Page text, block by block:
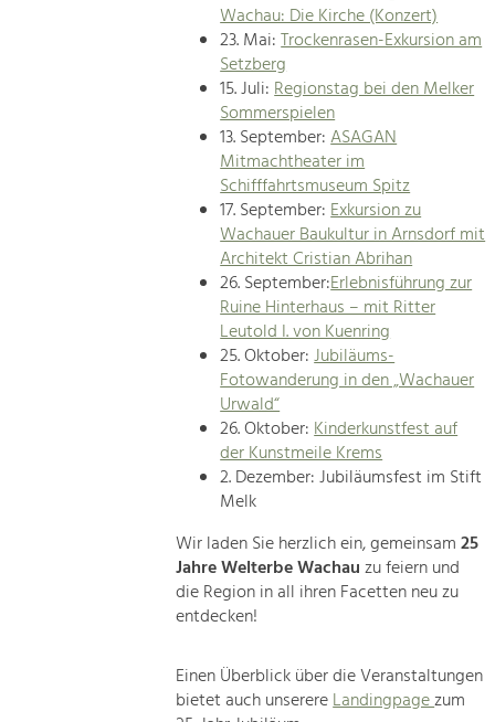
Wachau: Die Kirche (Konzert)
23. Mai:Trockenrasen-Exkursion am
Setzberg
15. Juli:Regionstag bei den Melker
Sommerspielen
13. September:ASAGAN
Mitmachtheater im
Schifffahrtsmuseum Spitz
17. September:Exkursion zu
Wachauer Baukultur in Arnsdorf mit
Architekt Cristian Abrihan
26. September:Erlebnisführung zur
Ruine Hinterhaus – mit Ritter
Leutold I. von Kuenring
25. Oktober:Jubiläums-
Fotowanderung in den „Wachauer
Urwald“
26. Oktober:Kinderkunstfest auf
der Kunstmeile Krems
2. Dezember: Jubiläumsfest im Stift
Melk
Wir laden Sie herzlich ein, gemeinsam25
Jahre Welterbe Wachauzu feiern und
die Region in all ihren Facetten neu zu
entdecken!
Einen Überblick über die Veranstaltungen
bietet auch unserereLandingpagezum